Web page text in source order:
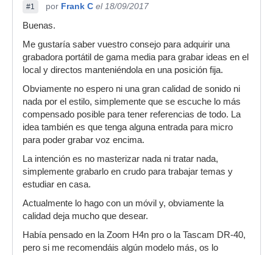
#1 por Frank C el 18/09/2017
Buenas.
Me gustaría saber vuestro consejo para adquirir una
grabadora portátil de gama media para grabar ideas en el
local y directos manteniéndola en una posición fija.
Obviamente no espero ni una gran calidad de sonido ni
nada por el estilo, simplemente que se escuche lo más
compensado posible para tener referencias de todo. La
idea también es que tenga alguna entrada para micro
para poder grabar voz encima.
La intención es no masterizar nada ni tratar nada,
simplemente grabarlo en crudo para trabajar temas y
estudiar en casa.
Actualmente lo hago con un móvil y, obviamente la
calidad deja mucho que desear.
Había pensado en la Zoom H4n pro o la Tascam DR-40,
pero si me recomendáis algún modelo más, os lo